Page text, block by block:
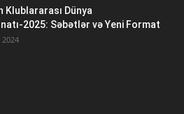
Klublararası Dünya
2025: Səbətlər və Yeni Format